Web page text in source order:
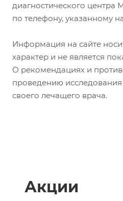
диагностического
по телефону, указанному
Информация на сайте
характер и не является
О рекомендациях и
проведению
своего лечащего врача.
Акции